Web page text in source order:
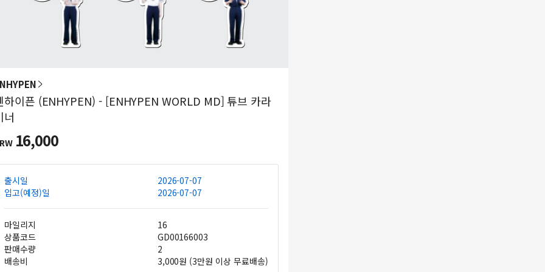
하이픈 (ENHYPEN) - [ENHYPEN WORLD MD] 튜브 카라
너
16,000
출시일
2026-07-07
입고(예정)일
2026-07-07
마일리지
16
상품코드
GD00166003
판매수량
2
배송비
3,000원 (3만원 이상 무료배송)